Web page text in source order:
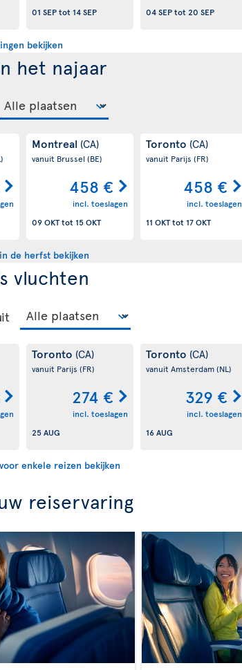
01 SEPtot 14 SEP
04 SEPtot 20 SEP
bekijken
het najaar
Montreal (CA)
vanuit Brussel(BE)
458 €
incl. toeslagen
09 OKTtot 15 OKT
Toronto (CA)
vanuit Parijs (FR)
458 €
incl. toeslagen
11 OKTtot 17 OKT
de herfst bekijken
vluchten
Toronto (CA)
vanuit Parijs (FR)
274 €
incl. toeslagen
25 AUG
Toronto (CA)
vanuit Amsterdam(NL)
329 €
incl. toeslagen
16 AUG
enkele reizen bekijken
reiservaring